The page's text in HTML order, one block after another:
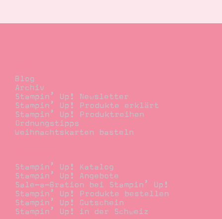
Blog
Archiv
Stampin’ Up! Newsletter
Stampin’ Up! Produkte erklärt
Stampin’ Up! Produktreihen
Ordnungstipps
Weihnachtskarten basteln
Stampin’ Up! Katalog
Stampin’ Up! Angebote
Sale-a-Bration bei Stampin’ Up!
Stampin’ Up! Produkte bestellen
Stampin’ Up! Gutschein
Stampin’ Up! in der Schweiz